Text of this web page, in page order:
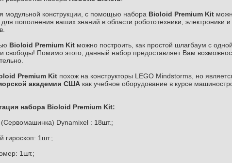
модульной конструкции, с помощью набора Bioloid Premium Kit
для пополнения ваших знаний в области робототехники,
Bioloid Premium Kit можно построить, как простой шлагбаум с
свободы! Помимо этого, данный набор предоставляет Вам
Premium Kit похож на конструкторы LEGO Mindstorms, но
академии США как учебное оборудование в курсе
набора Bioloid Premium Kit:
(Сервомашинка) Dynamixel : 18шт.;
гироскоп: 1шт.;
1шт.;